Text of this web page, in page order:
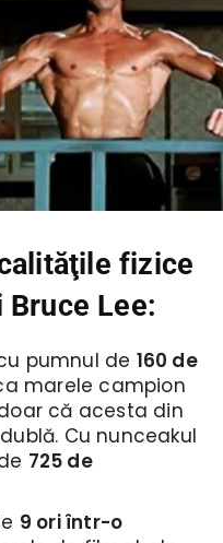
fizice
Lee:
pumnul de 160 de
marele campion
că acesta din
Cu nunceakul
725 de
9 ori într-o